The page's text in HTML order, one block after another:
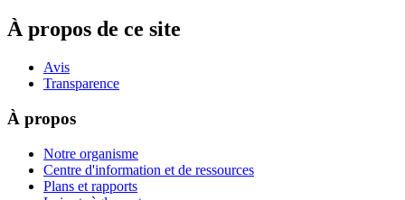
À propos de ce site
Avis
Transparence
À propos
Notre organisme
Centre d'information et de ressources
Plans et rapports